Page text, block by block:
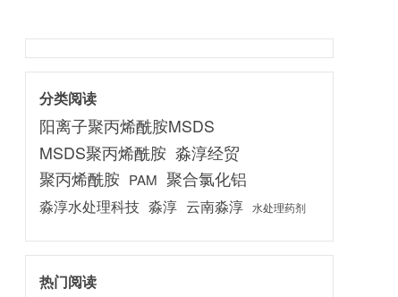
分类阅读
阳离子聚丙烯酰胺MSDS
MSDS聚丙烯酰胺 淼淳经贸
聚丙烯酰胺 PAM 聚合氯化铝
淼淳水处理科技 淼淳 云南淼淳 水处理药剂
热门阅读